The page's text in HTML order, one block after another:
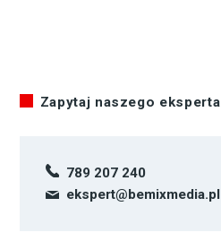
Zapytaj naszego eksperta
789 207 240
ekspert@bemixmedia.pl